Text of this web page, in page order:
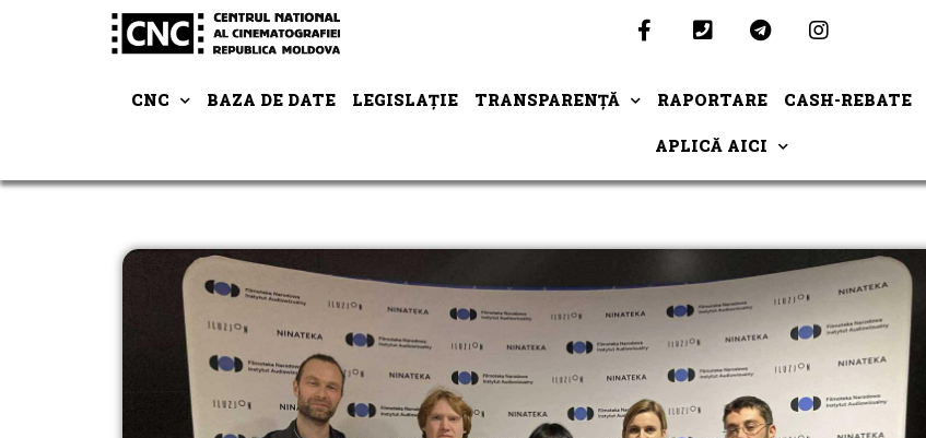
CNC BAZA DE DATE LEGISLAȚIE TRANSPARENȚĂ RAPORTARE CASH-REBATE
APLICĂ AICI